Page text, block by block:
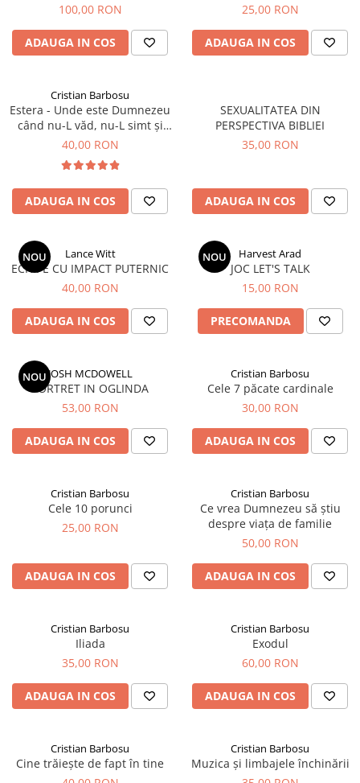
100,00 RON
ADAUGA IN COS
25,00 RON
ADAUGA IN COS
Cristian Barbosu
Estera - Unde este Dumnezeu
când nu-L văd, nu-L simt și
nu-l aud?
40,00 RON
ADAUGA IN COS
SEXUALITATEA DIN
PERSPECTIVA BIBLIEI
35,00 RON
ADAUGA IN COS
NOU Lance Witt
ECHIPE CU IMPACT PUTERNIC
40,00 RON
ADAUGA IN COS
NOU Harvest Arad
JOC LET'S TALK
15,00 RON
PRECOMANDA
NOUJOSH MCDOWELL
PORTRET IN OGLINDA
53,00 RON
ADAUGA IN COS
Cristian Barbosu
Cele 7 păcate cardinale
30,00 RON
ADAUGA IN COS
Cristian Barbosu
Cele 10 porunci
25,00 RON
ADAUGA IN COS
Cristian Barbosu
Ce vrea Dumnezeu să știu
despre viața de familie
50,00 RON
ADAUGA IN COS
Cristian Barbosu
Iliada
35,00 RON
ADAUGA IN COS
Cristian Barbosu
Exodul
60,00 RON
ADAUGA IN COS
Cristian Barbosu
Cine trăiește de fapt în tine
Cristian Barbosu
Muzica și limbajele închinării